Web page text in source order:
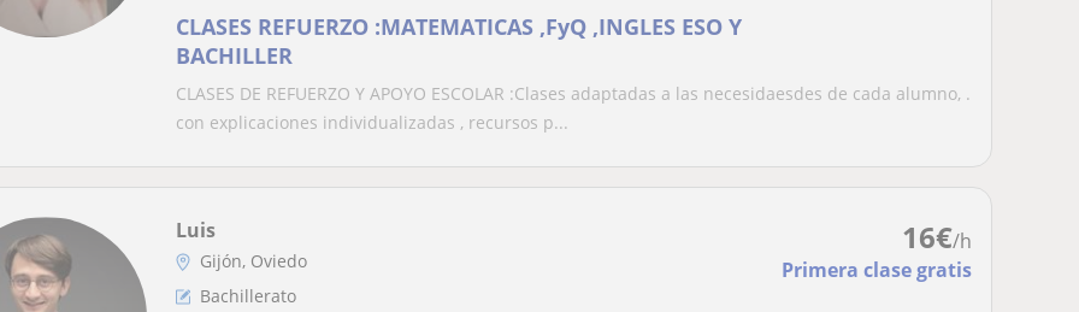
CLASES REFUERZO :MATEMATICAS ,FyQ ,INGLES ESO Y
BACHILLER
CLASES DE REFUERZO Y APOYO ESCOLAR :Clases adaptadas a las necesidaesdes de cada alumno, .
con explicaciones individualizadas , recursos p...
16€/h
Primera clase gratis
Luis
Gijón, Oviedo
Bachillerato